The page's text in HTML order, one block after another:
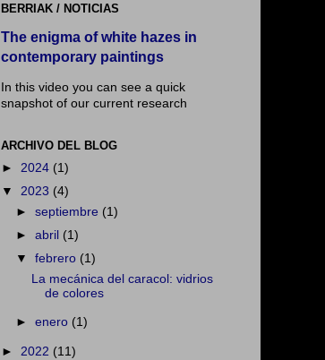
BERRIAK / NOTICIAS
The enigma of white hazes in
contemporary paintings
In this video you can see a quick
snapshot of our current research
ARCHIVO DEL BLOG
► 2024 (1)
▼ 2023 (4)
►septiembre (1)
►abril (1)
▼febrero (1)
La mecánica del caracol: vidrios
de colores
►enero (1)
► 2022 (11)